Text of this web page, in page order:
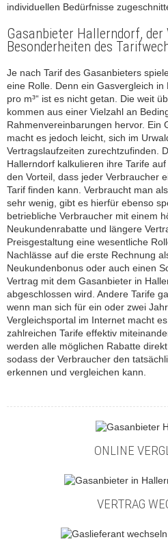
individuellen Bedürfnisse
Gasanbieter Hallerndorf, der
Besonderheiten des
Je nach Tarif des Gasanbieters
eine Rolle. Denn ein Gasvergleich in
pro m³“ ist es nicht getan. Die weit
kommen aus einer Vielzahl an
Rahmenvereinbarungen hervor. Ein
macht es jedoch leicht, sich im
Vertragslaufzeiten zurechtzufinden.
Hallerndorf kalkulieren ihre Tarife
den Vorteil, dass jeder Verbraucher
Tarif finden kann. Verbraucht man
sehr wenig, gibt es hierfür ebenso
betriebliche Verbraucher mit einem
Neukundenrabatte und längere
Preisgestaltung eine wesentliche
Nachlässe auf die erste Rechnung
Neukundenbonus oder auch einen
Vertrag mit dem Gasanbieter in
abgeschlossen wird. Andere Tarife
wenn man sich für ein oder zwei
Vergleichsportal im Internet macht
zahlreichen Tarife effektiv
werden alle möglichen Rabatte
sodass der Verbraucher den
erkennen und vergleichen kann.
ONLINE
VERTRAG